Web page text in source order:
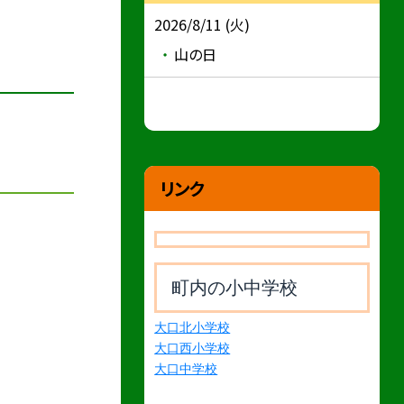
2026/8/11 (火)
山の日
リンク
町内の小中学校
大口北小学校
大口西小学校
大口中学校